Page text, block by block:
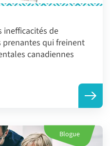
inefficacités de
qui freinent
canadiennes
Blogue